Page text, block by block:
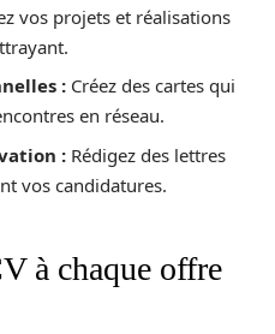
vos projets et réalisations
: Créez des cartes qui
en réseau.
: Rédigez des lettres
vos candidatures.
à chaque offre